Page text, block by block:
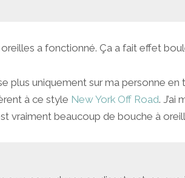
a fonctionné. Ça a fait effet
plus uniquement sur ma personne
à ce style New York Off Road. J’ai
vraiment beaucoup de bouche à